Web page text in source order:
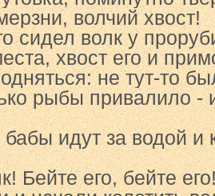
волчий хвост!
сидел волк у
хвост его и
не тут-то
рыбы привалило
идут за водой и
Бейте его, бейте